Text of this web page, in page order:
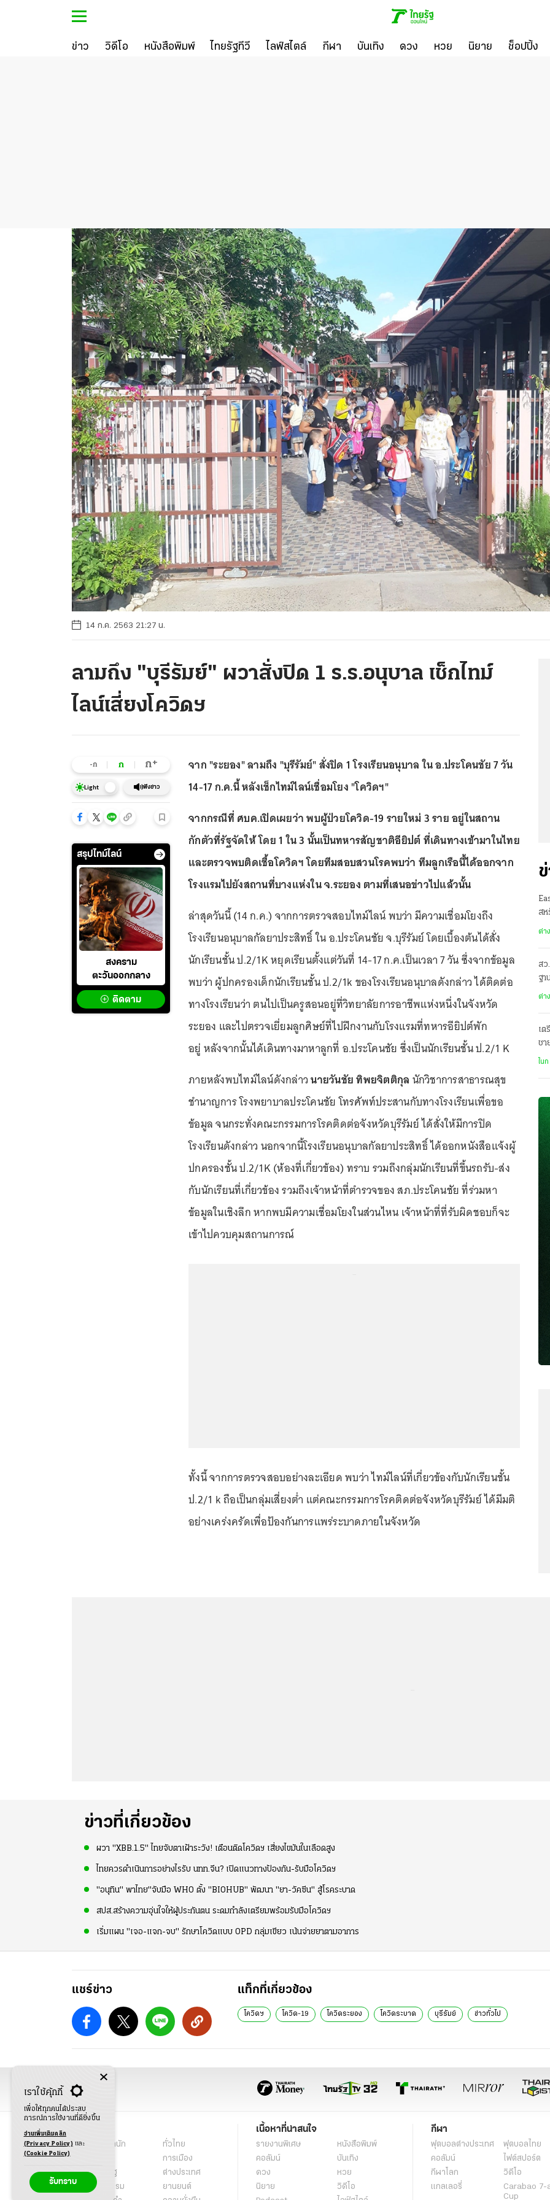
ข่าว วิดีโอ หนังสือพิมพ์ ไทยรัฐทีวี ไลฟ์สไตล์ กีฬา บันเทิง ดวง หวย นิยาย ช็อปปิ้ง
14 ก.ค. 2563 21:27 น.
ลามถึง "บุรีรัมย์" ผวาสั่งปิด 1 ร.ร.อนุบาล เช็กไทม์
ไลน์เสี่ยงโควิดฯ
-ก ก ก+
Light ฟังข่าว
สรุปไทม์ไลน์
สงคราม
ตะวันออกกลาง
ติดตาม
จาก "ระยอง" ลามถึง "บุรีรัมย์" สั่งปิด 1 โรงเรียนอนุบาล ใน อ.ประโคนชัย 7 วัน
14-17 ก.ค.นี้ หลังเช็กไทม์ไลน์เชื่อมโยง "โควิดฯ"
จากกรณีที่ ศบค.เปิดเผยว่า พบผู้ป่วยโควิด-19 รายใหม่ 3 ราย อยู่ในสถาน
กักตัวที่รัฐจัดให้ โดย 1 ใน 3 นั้นเป็นทหารสัญชาติอียิปต์ ที่เดินทางเข้ามาในไทย
และตรวจพบติดเชื้อโควิดฯ โดยทีมสอบสวนโรคพบว่า ทีมลูกเรือนี้ได้ออกจาก
โรงแรมไปยังสถานที่บางแห่งใน จ.ระยอง ตามที่เสนอข่าวไปแล้วนั้น
ล่าสุดวันนี้ (14 ก.ค.) จากการตรวจสอบไทม์ไลน์ พบว่า มีความเชื่อมโยงถึง
โรงเรียนอนุบาลกัลยาประสิทธิ์ ใน อ.ประโคนชัย จ.บุรีรัมย์ โดยเบื้องต้นได้สั่ง
นักเรียนชั้น ป.2/1K หยุดเรียนตั้งแต่วันที่ 14-17 ก.ค.เป็นเวลา 7 วัน ซึ่งจากข้อมูล
พบว่า ผู้ปกครองเด็กนักเรียนชั้น ป.2/1k ของโรงเรียนอนุบาลดังกล่าว ได้ติดต่อ
ทางโรงเรียนว่า ตนไปเป็นครูสอนอยู่ที่วิทยาลัยการอาชีพแห่งหนึ่งในจังหวัด
ระยอง และไปตรวจเยี่ยมลูกศิษย์ที่ไปฝึกงานกับโรงแรมที่ทหารอียิปต์พัก
อยู่ หลังจากนั้นได้เดินทางมาหาลูกที่ อ.ประโคนชัย ซึ่งเป็นนักเรียนชั้น ป.2/1 K
ภายหลังพบไทม์ไลน์ดังกล่าวนายวันชัย ทิพยจิตติกุล นักวิชาการสาธารณสุข
ชำนาญการ โรงพยาบาลประโคนชัย โทรศัพท์ประสานกับทางโรงเรียนเพื่อขอ
ข้อมูล จนกระทั่งคณะกรรมการโรคติดต่อจังหวัดบุรีรัมย์ ได้สั่งให้มีการปิด
โรงเรียนดังกล่าว นอกจากนี้โรงเรียนอนุบาลกัลยาประสิทธิ์ ได้ออกหนังสือแจ้งผู้
ปกครองชั้น ป.2/1K (ห้องที่เกี่ยวข้อง) ทราบ รวมถึงกลุ่มนักเรียนที่ขึ้นรถรับ-ส่ง
กับนักเรียนที่เกี่ยวข้อง รวมถึงเจ้าหน้าที่ตำรวจของ สภ.ประโคนชัย ที่ร่วมหา
ข้อมูลในเชิงลึก หากพบมีความเชื่อมโยงในส่วนไหน เจ้าหน้าที่ที่รับผิดชอบก็จะ
เข้าไปควบคุมสถานการณ์
ทั้งนี้ จากการตรวจสอบอย่างละเอียด พบว่า ไทม์ไลน์ที่เกี่ยวข้องกับนักเรียนชั้น
ป.2/1 k ถือเป็นกลุ่มเสี่ยงต่ำ แต่คณะกรรมการโรคติดต่อจังหวัดบุรีรัมย์ ได้มีมติ
อย่างเคร่งครัดเพื่อป้องกันการแพร่ระบาดภายในจังหวัด
ส
ต่า
สว
ฐา
ต่า
เต
ชา
ฌ
ใน
ข่าวที่เกี่ยวข้อง
ผวา "XBB.1.5" ไทยจับตาเฝ้าระวัง! เตือนติดโควิดฯ เสี่ยงไขมันในเลือดสูง
ไทยควรดำเนินการอย่างไรรับ นทท.จีน? เปิดแนวทางป้องกัน-รับมือโควิดฯ
"อนุทิน" พาไทย"จับมือ WHO ตั้ง "BIOHUB" พัฒนา "ยา-วัคซีน" สู้โรคระบาด
สปส.สร้างความอุ่นใจให้ผู้ประกันตน ระดมกำลังเตรียมพร้อมรับมือโควิดฯ
เริ่มแผน "เจอ-แจก-จบ" รักษาโควิดแบบ OPD กลุ่มเขียว เน้นจ่ายยาตามอาการ
แชร์ข่าว แท็กที่เกี่ยวข้อง
โควิดฯ โควิด-19 โควิดระยอง โควิดระบาด บุรีรัมย์ ข่าวทั่วไป
พระราชสำนัก
ทั่วไทย
การเมือง
นโยบายรัฐ
ต่างประเทศ
อาชญากรรม
ยานยนต์
เนื้อหาที่น่าสนใจ
รายงานพิเศษ
หนังสือพิมพ์
คอลัมน์
บันเทิง
ดวง
หวย
นิยาย
วิดีโอ
กีฬา
ฟุตบอลต่่างประเทศ
ฟุตบอลไทย
คอลัมน์
ไฟต์สปอร์ต
กีฬาโลก
วิดีโอ
แกลเลอรี่
Carabao 7-
Cup
เราใช้คุ้กกี้
เพื่อให้ทุกคนได้ประสบ
การณ์การใช้งานที่ดียิ่งขึ้น
อ่านเพิ่มเติมคลิก
(Privacy Policy) และ
(Cookie Policy)
รับทราบ